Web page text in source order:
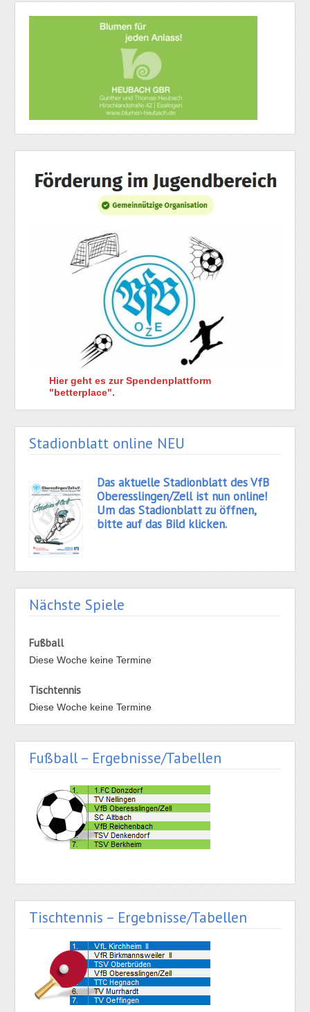
Hier geht es zur Spendenplattform
"betterplace".
Stadionblatt online NEU
Das aktuelle Stadionblatt des VfB
Oberesslingen/Zell ist nun online!
Um das Stadionblatt zu öffnen,
bitte auf das Bild klicken.
Nächste Spiele
Fußball
Diese Woche keine Termine
Tischtennis
Diese Woche keine Termine
Fußball – Ergebnisse/Tabellen
Tischtennis – Ergebnisse/Tabellen